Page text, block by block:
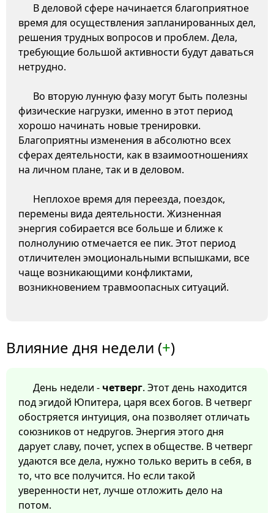
В деловой сфере начинается благоприятное
время для осуществления запланированных дел,
решения трудных вопросов и проблем. Дела,
требующие большой активности будут даваться
нетрудно.
Во вторую лунную фазу могут быть полезны
физические нагрузки, именно в этот период
хорошо начинать новые тренировки.
Благоприятны изменения в абсолютно всех
сферах деятельности, как в взаимоотношениях
на личном плане, так и в деловом.
Неплохое время для переезда, поездок,
перемены вида деятельности. Жизненная
энергия собирается все больше и ближе к
полнолунию отмечается ее пик. Этот период
отличителен эмоциональными вспышками, все
чаще возникающими конфликтами,
возникновением травмоопасных ситуаций.
Влияние дня недели (+)
День недели - четверг. Этот день находится
под эгидой Юпитера, царя всех богов. В четверг
обостряется интуиция, она позволяет отличать
союзников от недругов. Энергия этого дня
дарует славу, почет, успех в обществе. В четверг
удаются все дела, нужно только верить в себя, в
то, что все получится. Но если такой
уверенности нет, лучше отложить дело на
потом.